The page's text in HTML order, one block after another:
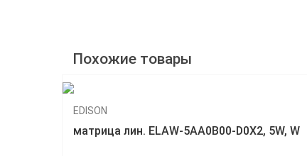
Похожие товары
EDISON
матрица лин. ELAW-5AA0B00-D0X2, 5W, W